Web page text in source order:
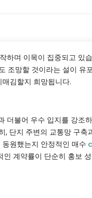
하며 이목이 집중되고 있
조망할 것이라는 설이 유
김할지 희망됩니다.
더불어 우수 입지를 강조
, 단지 주변의 교통망 구
원했는지 안정적인 매수
계약률이 단순히 홍보